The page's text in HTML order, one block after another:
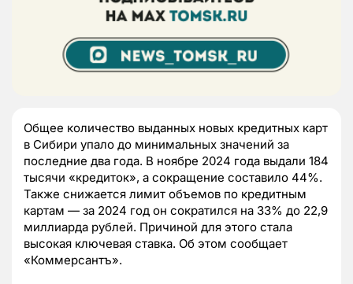
Общее количество выданных новых кредитных карт
в Сибири упало до минимальных значений за
последние два года. В ноябре 2024 года выдали 184
тысячи «кредиток», а сокращение составило 44%.
Также снижается лимит объемов по кредитным
картам — за 2024 год он сократился на 33% до 22,9
миллиарда рублей. Причиной для этого стала
высокая ключевая ставка. Об этом сообщает
«Коммерсантъ».